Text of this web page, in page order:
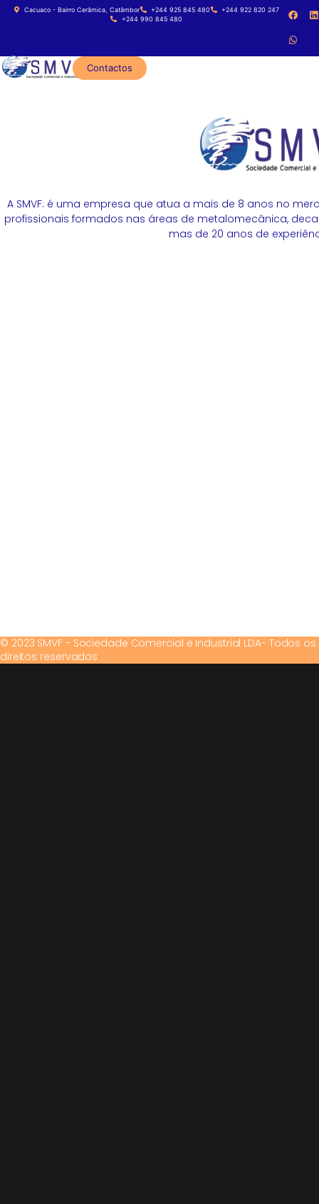
Cacuaco - Bairro Cerâmica, Catâmbor +244 925 845 480
+244 922 820 247
+244 990 845 480
Contactos
A SMVF: é uma empresa que atua a mais de 8 anos no
profissionais formados nas áreas de metalomecânica,
mas de 20 anos de
© 2023 SMVF - Sociedade Comercial e Industrial LDA- Todos os
direitos reservados